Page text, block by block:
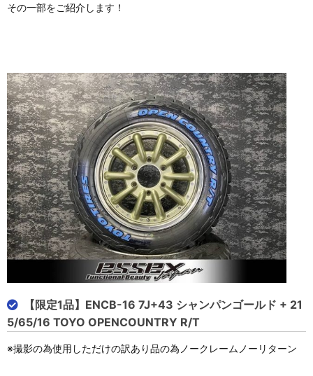
その一部をご紹介します！
【限定1品】ENCB-16 7J+43 シャンパンゴールド + 21
5/65/16 TOYO OPENCOUNTRY R/T
※撮影の為使用しただけの訳あり品の為ノークレームノーリターン